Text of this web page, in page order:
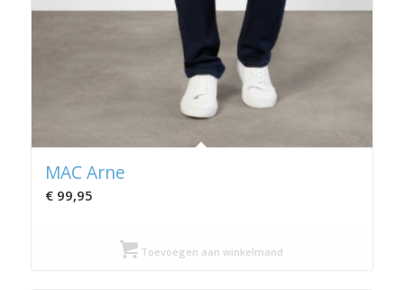
MAC Arne
€99,95
Toevoegen aan winkelmand